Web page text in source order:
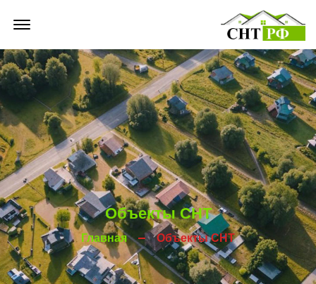
Объекты СНТ
Главная Объекты СНТ